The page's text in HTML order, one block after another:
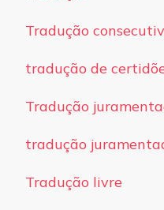
Tradução
tradução de
Tradução
tradução
Tradução livre